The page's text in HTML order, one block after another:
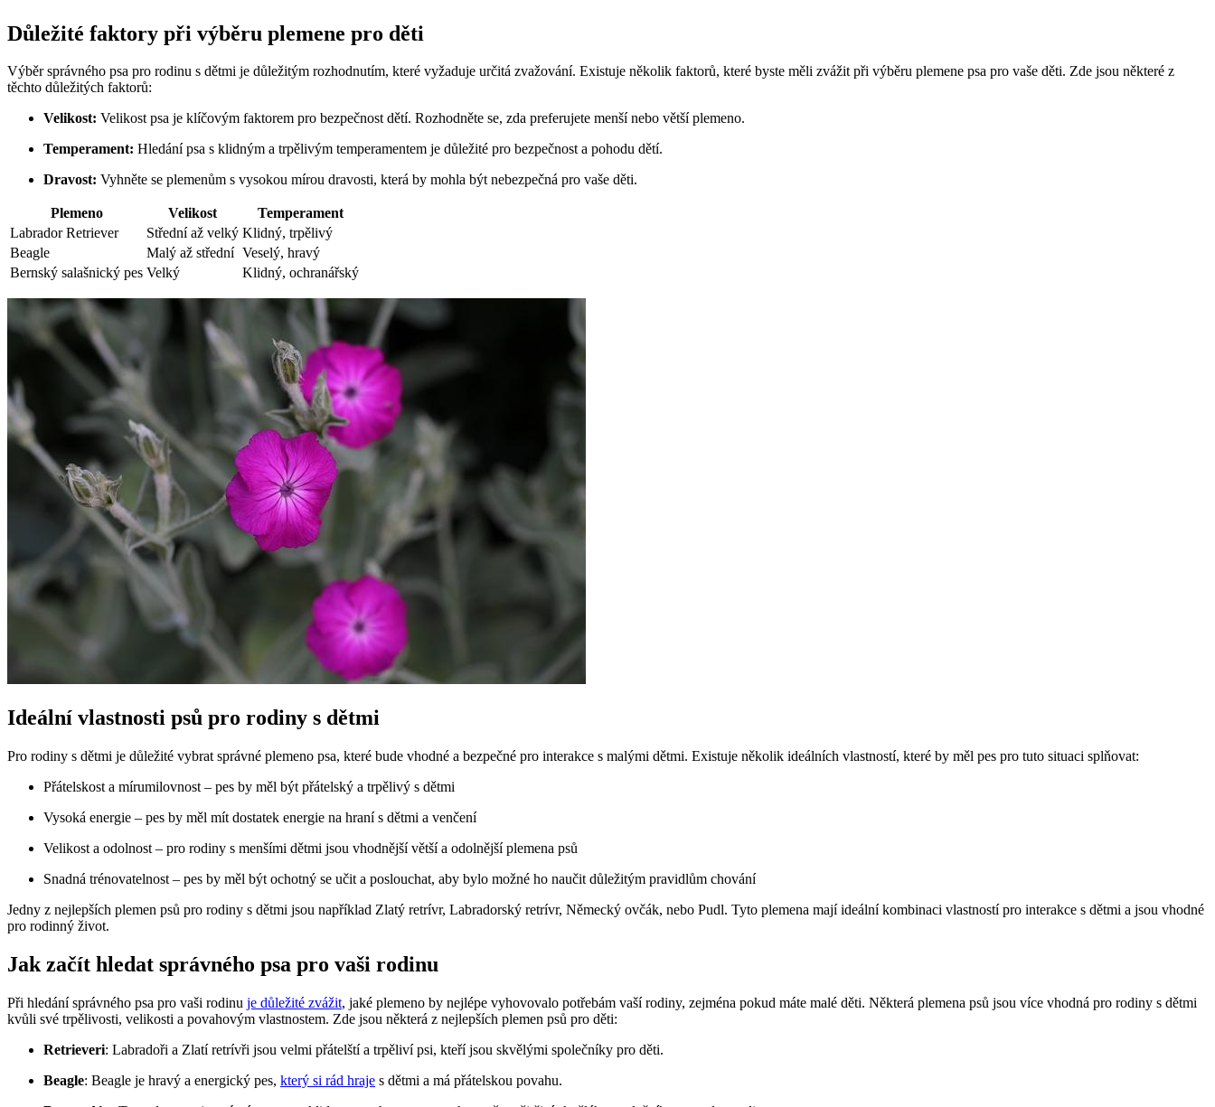
Důležité faktory při výběru plemene pro děti
Výběr správného psa pro rodinu s dětmi je důležitým rozhodnutím, které vyžaduje určitá zvažování. Existuje několik faktorů, které byste měli zvážit při výběru plemene psa pro vaše děti. Zde jsou některé z
těchto důležitých faktorů:
Velikost: Velikost psa je klíčovým faktorem pro bezpečnost dětí. Rozhodněte se, zda preferujete menší nebo větší plemeno.
Temperament: Hledání psa s klidným a trpělivým temperamentem je důležité pro bezpečnost a pohodu dětí.
Dravost: Vyhněte se plemenům s vysokou mírou dravosti, která by mohla být nebezpečná pro vaše děti.
Plemeno Velikost
Temperament
Labrador Retriever
Střední až velký Klidný, trpělivý
Beagle
Malý až střední Veselý, hravý
Bernský salašnický pes Velký Klidný, ochranářský
Ideální vlastnosti psů pro rodiny s dětmi
Pro rodiny s dětmi je důležité vybrat správné plemeno psa, které bude vhodné a bezpečné pro interakce s malými dětmi. Existuje několik ideálních vlastností, které by měl pes pro tuto situaci splňovat:
Přátelskost a mírumilovnost – pes by měl být přátelský a trpělivý s dětmi
Vysoká energie – pes by měl mít dostatek energie na hraní s dětmi a venčení
Velikost a odolnost – pro rodiny s menšími dětmi jsou vhodnější větší a odolnější plemena psů
Snadná trénovatelnost – pes by měl být ochotný se učit a poslouchat, aby bylo možné ho naučit důležitým pravidlům chování
Jedny z nejlepších plemen psů pro rodiny s dětmi jsou například Zlatý retrívr, Labradorský retrívr, Německý ovčák, nebo Pudl. Tyto plemena mají ideální kombinaci vlastností pro interakce s dětmi a jsou vhodné
pro rodinný život.
Jak začít hledat správného psa pro vaši rodinu
Při hledání správného psa pro vaši rodinu je důležité zvážit, jaké plemeno by nejlépe vyhovovalo potřebám vaší rodiny, zejména pokud máte malé děti. Některá plemena psů jsou více vhodná pro rodiny s dětmi
kvůli své trpělivosti, velikosti a povahovým vlastnostem. Zde jsou některá z nejlepších plemen psů pro děti:
Retrieveri: Labradoři a Zlatí retrívři jsou velmi přátelští a trpěliví psi, kteří jsou skvělými společníky pro děti.
Beagle: Beagle je hravý a energický pes, který si rád hraje s dětmi a má přátelskou povahu.